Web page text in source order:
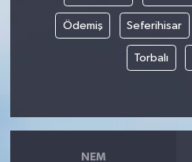
Ödemiş Seferihisar
Torbalı
NEM